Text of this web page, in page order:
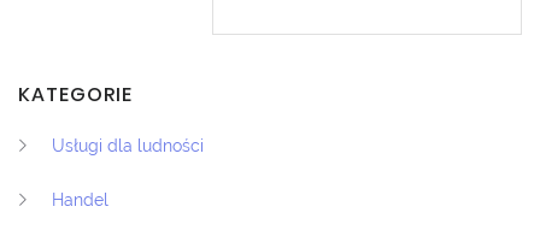
KATEGORIE
Usługi dla ludności
Handel